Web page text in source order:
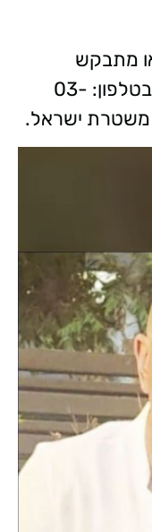
מתבקש
להתקשר לתחנת ראשון לציון בטלפון: 03-